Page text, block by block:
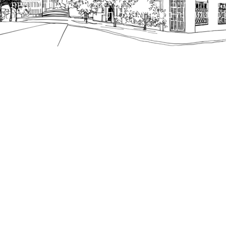
הנוסח המחייב הוא זה הקבוע בהוראות הדין הרלוונטיות
כפי שתהיינה בתוקף מעת לעת.